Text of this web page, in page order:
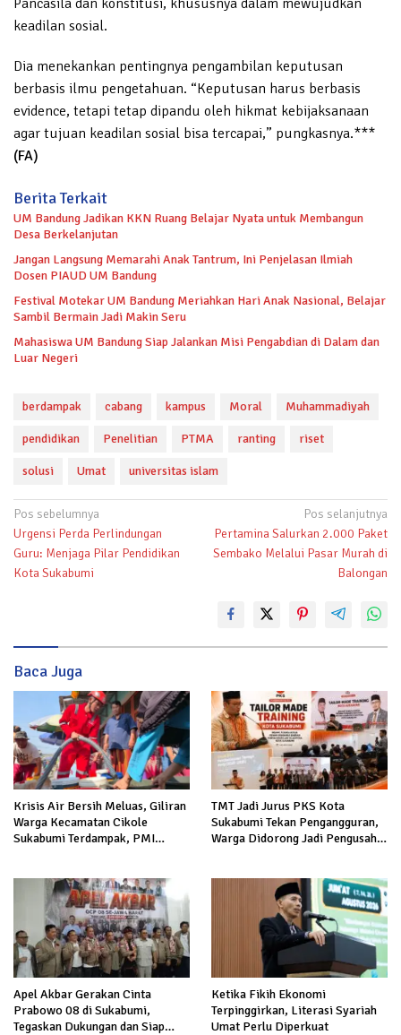
keadilan sosial.
Dia menekankan pentingnya pengambilan keputusan
berbasis ilmu pengetahuan. “Keputusan harus berbasis
evidence, tetapi tetap dipandu oleh hikmat kebijaksanaan
agar tujuan keadilan sosial bisa tercapai,” pungkasnya.***
(FA)
Berita Terkait
UM Bandung Jadikan KKN Ruang Belajar Nyata untuk Membangun
Desa Berkelanjutan
Jangan Langsung Memarahi Anak Tantrum, Ini Penjelasan Ilmiah
Dosen PIAUD UM Bandung
Festival Motekar UM Bandung Meriahkan Hari Anak Nasional, Belajar
Sambil Bermain Jadi Makin Seru
Mahasiswa UM Bandung Siap Jalankan Misi Pengabdian di Dalam dan
Luar Negeri
berdampak cabang kampus Moral Muhammadiyah
pendidikan Penelitian PTMA ranting riset
solusi Umat universitas islam
Navigasi
pos
Pos sebelumnya
Urgensi Perda Perlindungan
Guru: Menjaga Pilar Pendidikan
Kota Sukabumi
Pos selanjutnya
Pertamina Salurkan 2.000 Paket
Sembako Melalui Pasar Murah di
Balongan
Baca Juga
Krisis Air Bersih Meluas, Giliran
Warga Kecamatan Cikole
Sukabumi Terdampak, PMI
TMT Jadi Jurus PKS Kota
Sukabumi Tekan Pengangguran,
Warga Didorong Jadi Pengusaha
Apel Akbar Gerakan Cinta
Prabowo 08 di Sukabumi,
Tegaskan Dukungan dan Siap
Ketika Fikih Ekonomi
Terpinggirkan, Literasi Syariah
Umat Perlu Diperkuat